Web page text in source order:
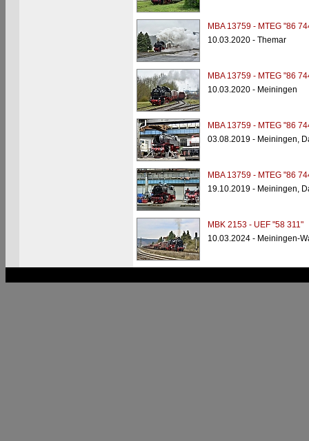
MBA 13759 - MTEG "86
10.03.2020 - Themar
MBA 13759 - MTEG "86
10.03.2020 - Meiningen
MBA 13759 - MTEG "86
03.08.2019 - Meiningen,
MBA 13759 - MTEG "86
19.10.2019 - Meiningen,
MBK 2153 - UEF "58 311"
10.03.2024 - Meiningen-